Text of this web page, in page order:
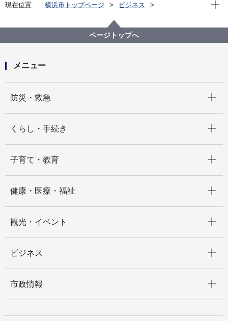
現在位置 横浜市トップページ
ビジネス
環境・省エネに関する取組・補助制度等
横浜市建築物環境配慮制度（CASBEE横浜）
横浜市建築物環境配慮評価認証制度について
ページトップへ
メニュー
防災・救急
くらし・手続き
子育て・教育
健康・医療・福祉
観光・イベント
ビジネス
市政情報